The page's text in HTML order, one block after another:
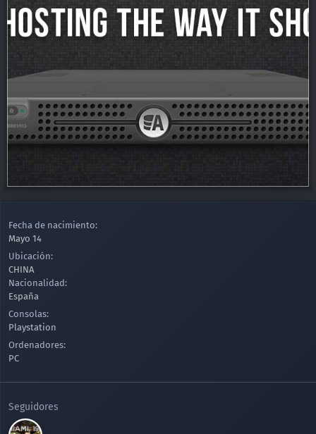
Fecha de nacimiento
Mayo 14
Ubicación
CHINA
Nacionalidad
España
Consolas
Playstation
Ordenadores
PC
Seguidores